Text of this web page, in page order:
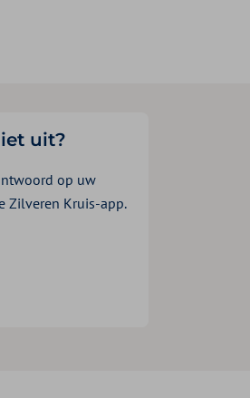
uit?
op uw
Zilveren Kruis-app.